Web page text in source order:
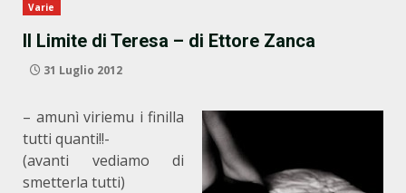
Varie
Il Limite di Teresa – di Ettore Zanca
31 Luglio 2012
– amunì viriemu i finilla
tutti quanti!!-
(avanti vediamo di
smetterla tutti)